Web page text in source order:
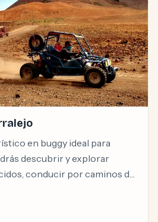
en buggy ideal para
descubrir y explorar
conducir por caminos de
volcanes y disfrutar de las
océano, las dunas y la costa.